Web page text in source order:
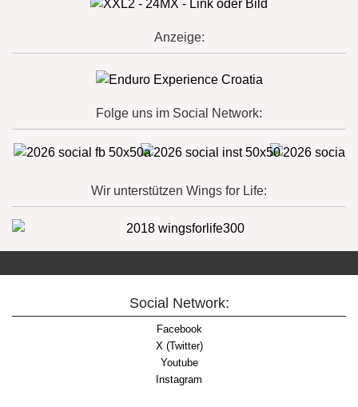
Anzeige:
Folge uns im Social Network:
Wir unterstützen Wings for Life:
Social Network:
Facebook
X (Twitter)
Youtube
Instagram